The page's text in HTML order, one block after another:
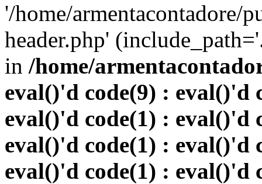
'/home/armentacontadore/
header.php'
in /home/
eval()'d code(9) : eval()'d
eval()'d code(1) : eval()'d
eval()'d code(1) : eval()'d
eval()'d code(1) : eval()'d